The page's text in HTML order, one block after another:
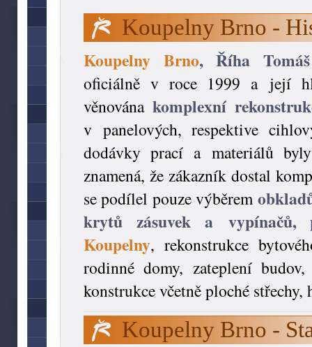
Koupelny Brno -
Koupelny Brno, Říha Tomáš
oficiálně v roce 1999 a její
věnována komplexní
v panelových, respektive
dodávky prací a materiálů
znamená, že zákazník dostal
se podílel pouze výběrem
krytů zásuvek a vypínačů,
Koupelny, rekonstrukce
rodinné domy, zateplení
konstrukce včetně ploché
Koupelny Brno -